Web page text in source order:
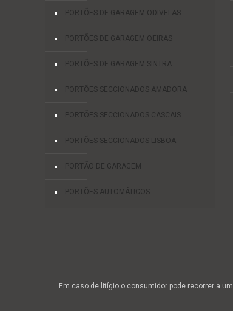
PORTÕES DE GARAGEM ODIVELAS
PORTÕES DE GARAGEM OEIRAS
PORTÕES DE GARAGEM SINTRA
PORTÕES SECCIONADOS AMADORA
PORTÕES SECCIONADOS CASCAIS
PORTÕES SECCIONADOS LISBOA
PORTÃO DE GARAGEM
PORTÕES AUTOMÁTICOS
Em caso de litígio o consumidor pode recorrer a